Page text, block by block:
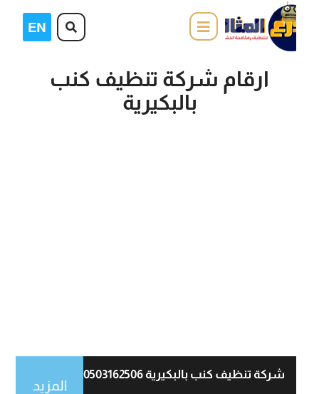
ارقام شركة تنظيف كنب
بالبكيرية
شركة تنظيف كنب بالبكيرية 0503162506
المزيد